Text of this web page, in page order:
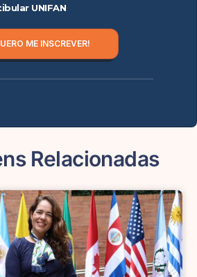
UNIFAN
ME INSCREVER!
Relacionadas
Noticias